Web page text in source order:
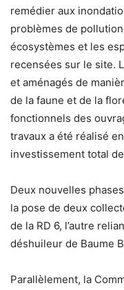
remédier aux
problèmes de
écosystèmes et les
recensées sur le site.
et aménagés de
de la faune et de la
fonctionnels des
travaux a été réalisé
investissement total
Deux nouvelles
la pose de deux
de la RD 6, l’autre
déshuileur de Baume
Parallèlement, la